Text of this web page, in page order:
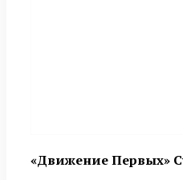
«Движение Первых»